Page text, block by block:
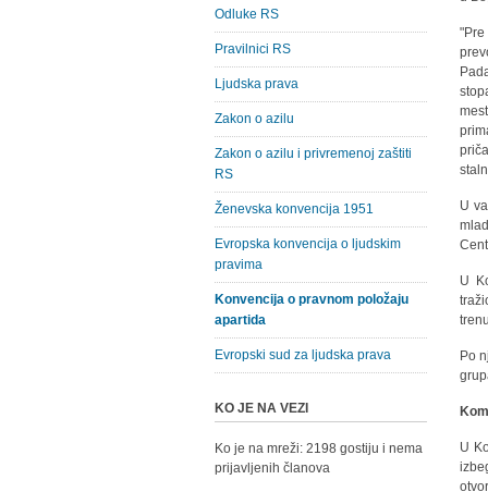
U
U
Po
U
Odluke RS
Pravilnici RS
Ljudska prava
Zakon o azilu
Zakon o azilu i privremenoj zaštiti
RS
Ženevska konvencija 1951
Evropska konvencija o ljudskim
pravima
Konvencija o pravnom položaju
apartida
Evropski sud za ljudska prava
KO JE NA VEZI
Ko je na mreži: 2198 gostiju i nema
prijavljenih članova